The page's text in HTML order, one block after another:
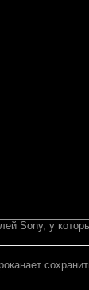
Sony, у